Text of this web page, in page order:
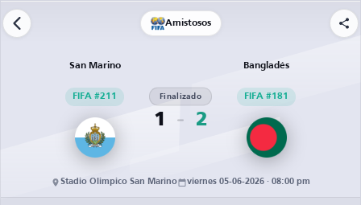
Amistosos
San Marino
FIFA #211
1
Finalizado
2
Bangladés
FIFA #181
Stadio Olimpico San Marino viernes 05-06-2026 · 08:00 pm